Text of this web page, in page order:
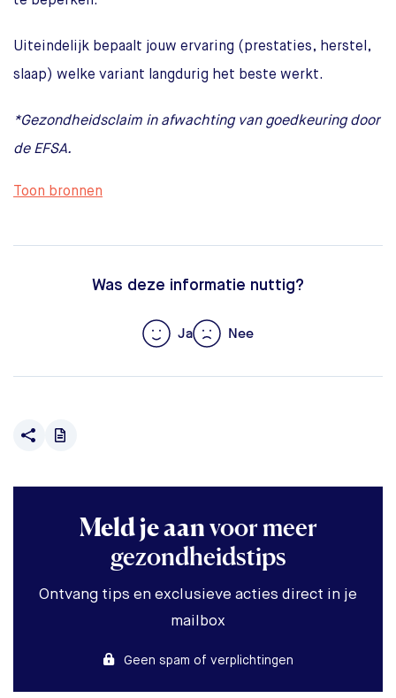
Uiteindelijk bepaalt jouw ervaring (prestaties, herstel,
slaap) welke variant langdurig het beste werkt.
*Gezondheidsclaim in afwachting van goedkeuring door
de EFSA.
Toon bronnen
Was deze informatie nuttig?
Ja Nee
Meld je aanvoor meer
gezondheidstips
Ontvang tips en exclusieve acties direct in je
mailbox
Geen spam of verplichtingen